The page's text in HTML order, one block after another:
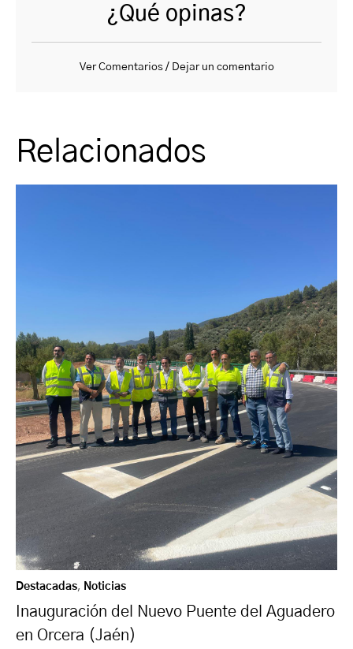
¿Qué opinas?
Ver Comentarios / Dejar un comentario
Relacionados
Destacadas, Noticias
Inauguración del Nuevo Puente del Aguadero
en Orcera (Jaén)